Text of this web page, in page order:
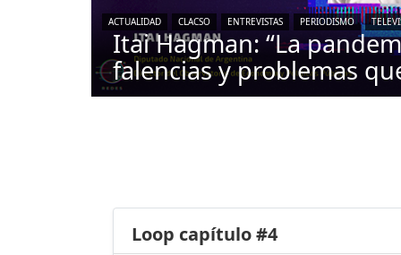
ACTUALIDAD CLACSO ENTREVISTAS PERIODISMO
Itai Hagman: “La
falencias y problemas
Loop capítulo #4